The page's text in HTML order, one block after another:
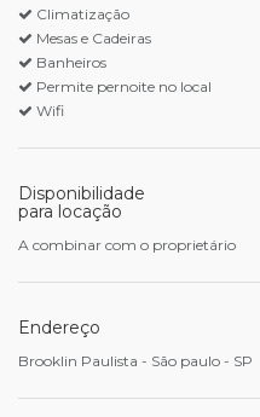
Climatização
Mesas e Cadeiras
Banheiros
Permite pernoite no local
Wifi
Disponibilidade
para locação
A combinar com o proprietário
Endereço
Brooklin Paulista - São paulo - SP